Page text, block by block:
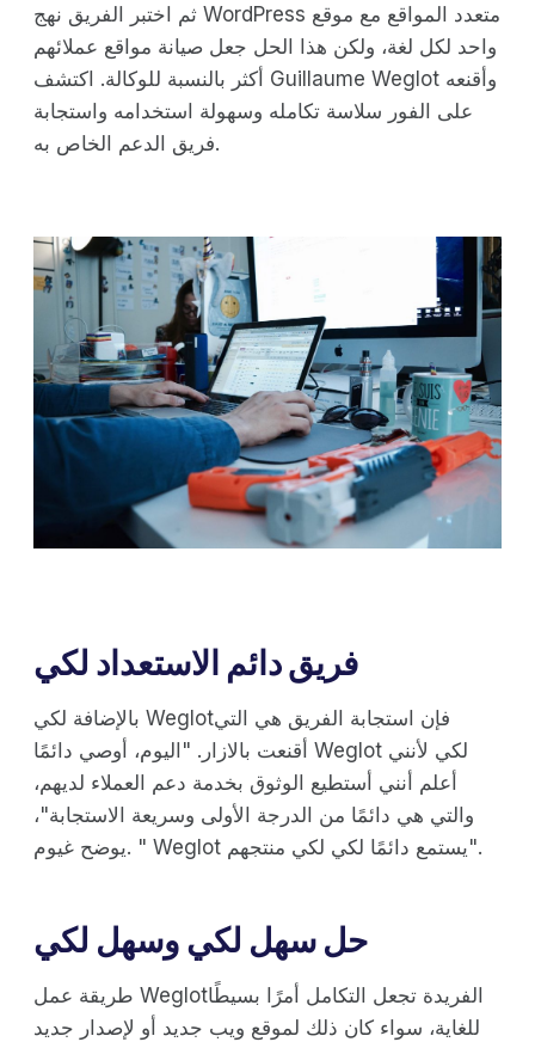
ثم اختبر الفريق نهج WordPress متعدد المواقع مع موقع
واحد لكل لغة، ولكن هذا الحل جعل صيانة مواقع عملائهم
أكثر بالنسبة للوكالة. اكتشف Guillaume Weglot وأقنعه
على الفور سلاسة تكامله وسهولة استخدامه واستجابة
فريق الدعم الخاص به.
فريق دائم الاستعداد لكي
بالإضافة لكي Weglotفإن استجابة الفريق هي التي
أقنعت بالازار. "اليوم، أوصي دائمًا Weglot لكي لأنني
أعلم أنني أستطيع الوثوق بخدمة دعم العملاء لديهم،
والتي هي دائمًا من الدرجة الأولى وسريعة الاستجابة"،
يوضح غيوم. " Weglot يستمع دائمًا لكي لكي منتجهم".
حل سهل لكي وسهل لكي
طريقة عمل Weglotالفريدة تجعل التكامل أمرًا بسيطًا
للغاية، سواء كان ذلك لموقع ويب جديد أو لإصدار جديد